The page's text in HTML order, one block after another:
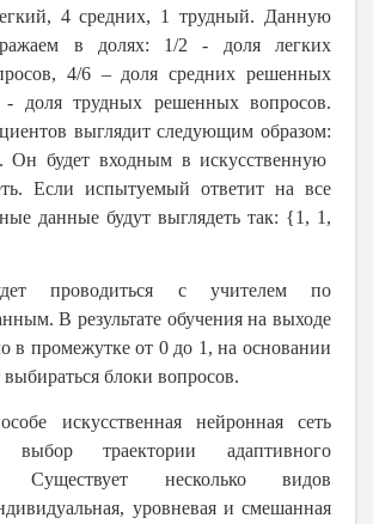
4 средних, 1 трудный. Данную
в долях: 1/2 - доля легких
4/6– доля средних решенных
- доля трудных решенных вопросов.
выглядит следующим образом:
Он будет входным в искусственную
Если испытуемый ответит на все
е данные будут выглядеть так: {1, 1,
проводиться с учителем по
В результате обучения на выходе
в промежутке от 0 до 1, на основании
выбираться блоки вопросов.
искусственная нейронная сеть
выбор траектории адаптивного
Существует несколько видов
уровневая и смешанная